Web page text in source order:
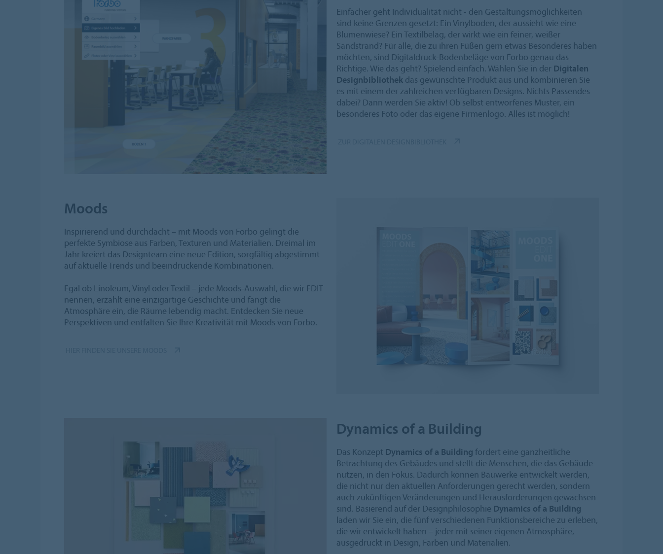
Einfacher geht Individualität nicht - den Gestaltungsmöglichkeiten
sind keine Grenzen gesetzt: Ein Vinylboden, der aussieht wie eine
Blumenwiese? Ein Textilbelag, der wirkt wie ein feiner, weißer
Sandstrand? Für alle, die zu ihren Füßen gern etwas Besonderes haben
möchten, sind Digitaldruck-Bodenbeläge von Forbo genau das
Richtige. Wie das geht? Spielend einfach. Wählen Sie in der Digitalen
Designbibliothek das gewünschte Produkt aus und kombinieren Sie
es mit einem der zahlreichen verfügbaren Designs. Nichts Passendes
dabei? Dann werden Sie aktiv! Ob selbst entworfenes Muster, ein
besonderes Foto oder das eigene Firmenlogo. Alles ist möglich!
Moods
Inspirierend und durchdacht – mit Moods von Forbo gelingt die
perfekte Symbiose aus Farben, Texturen und Materialien. Dreimal im
Jahr kreiert das Designteam eine neue Edition, sorgfältig abgestimmt
auf aktuelle Trends und beeindruckende Kombinationen.
Egal ob Linoleum, Vinyl oder Textil – jede Moods-Auswahl, die wir EDIT
nennen, erzählt eine einzigartige Geschichte und fängt die
Atmosphäre ein, die Räume lebendig macht. Entdecken Sie neue
Perspektiven und entfalten Sie Ihre Kreativität mit Moods von Forbo.
Dynamics of a Building
Das Konzept Dynamics of a Building fordert eine ganzheitliche
Betrachtung des Gebäudes und stellt die Menschen, die das Gebäude
nutzen, in den Fokus. Dadurch können Bauwerke entwickelt werden,
die nicht nur den aktuellen Anforderungen gerecht werden, sondern
auch zukünftigen Veränderungen und Herausforderungen gewachsen
sind. Basierend auf der Designphilosophie Dynamics of a Building
laden wir Sie ein, die fünf verschiedenen Funktionsbereiche zu erleben,
die wir entwickelt haben – jeder mit seiner eigenen Atmosphäre,
ausgedrückt in Design, Farben und Materialien.